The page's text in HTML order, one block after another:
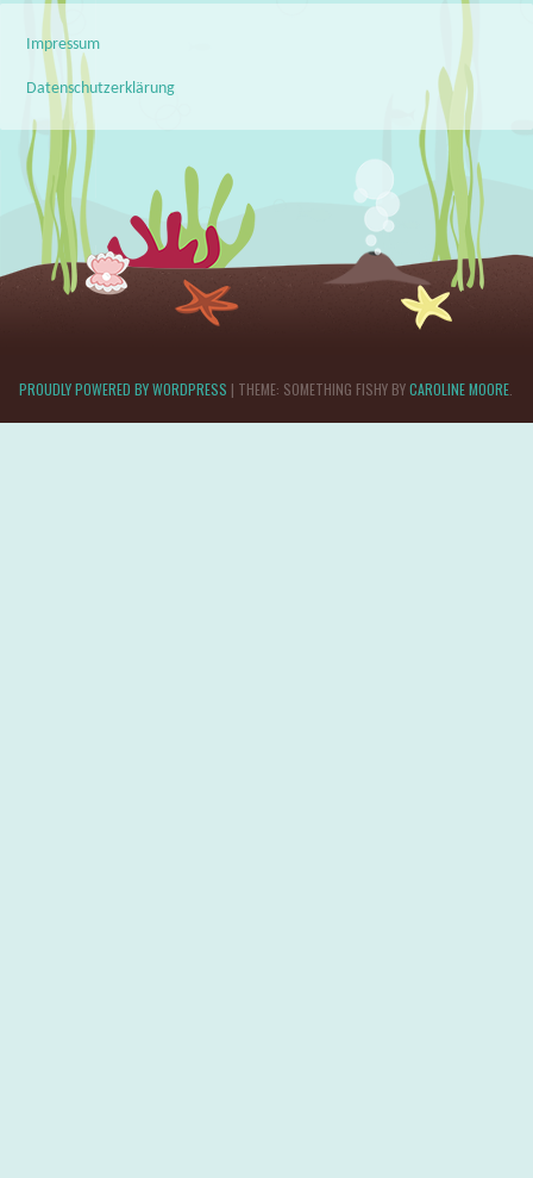
Impressum
Datenschutzerklärung
PROUDLY POWERED BY WORDPRESS | THEME: SOMETHING FISHY BYCAROLINE MOORE